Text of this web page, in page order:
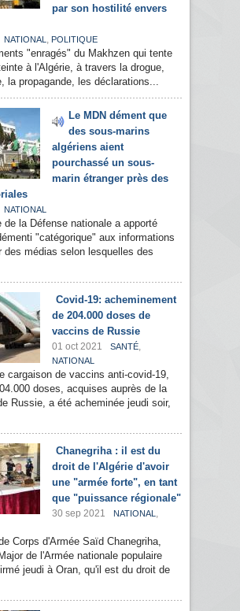
par son hostilité envers
NATIONAL , POLITIQUE
"enragés" du Makhzen qui tente
à l'Algérie, à travers la drogue,
la propagande, les déclarations...
Le MDN dément que
des sous-marins
algériens aient
pourchassé un sous-
marin étranger près des
NATIONAL
de la Défense nationale a apporté
"catégorique" aux informations
des médias selon lesquelles des
Covid-19: acheminement
de 204.000 doses de
vaccins de Russie
01 oct 2021 SANTÉ,
NATIONAL
cargaison de vaccins anti-covid-19,
doses, acquises auprès de la
Russie, a été acheminée jeudi soir,
Chanegriha : il est du
droit de l'Algérie d'avoir
une "armée forte", en tant
que "puissance régionale"
30 sep 2021 NATIONAL ,
Corps d'Armée Saïd Chanegriha,
de l'Armée nationale populaire
jeudi à Oran, qu'il est du droit de